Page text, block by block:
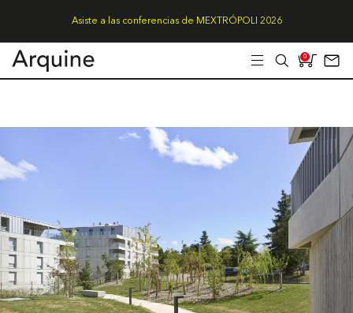
Asiste a las conferencias de MEXTRÓPOLI 2026
0